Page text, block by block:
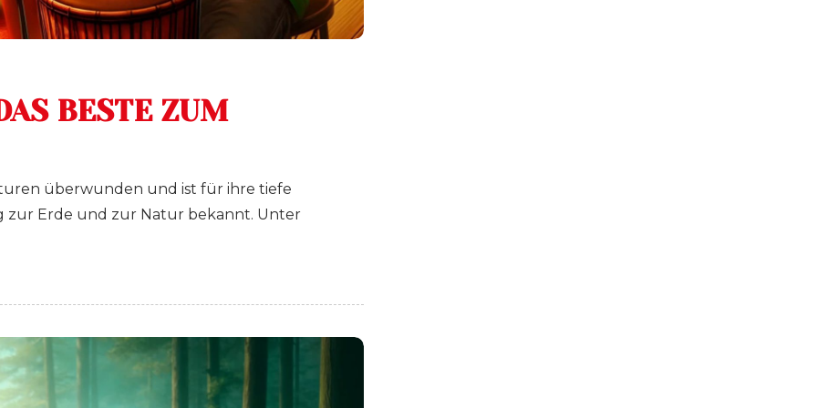
BESTE ZUM
überwunden und ist für ihre tiefe
zur Erde und zur Natur bekannt. Unter